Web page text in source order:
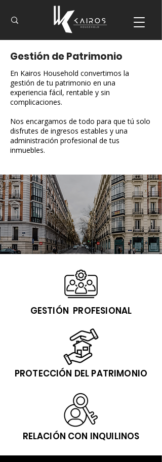
Gestión de Patrimonio
En Kairos Household convertimos la
gestión de tu patrimonio en una
experiencia fácil, rentable y sin
complicaciones.
Nos encargamos de todo para que tú solo
disfrutes de ingresos estables y una
administración profesional de tus
inmuebles.
GESTIÓN PROFESIONAL
PROTECCIÓN DEL PATRIMONIO
RELACIÓN CON INQUILINOS